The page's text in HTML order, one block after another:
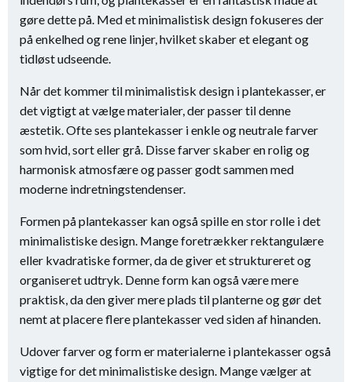
gøre dette på. Med et minimalistisk design fokuseres der
på enkelhed og rene linjer, hvilket skaber et elegant og
tidløst udseende.
Når det kommer til minimalistisk design i plantekasser, er
det vigtigt at vælge materialer, der passer til denne
æstetik. Ofte ses plantekasser i enkle og neutrale farver
som hvid, sort eller grå. Disse farver skaber en rolig og
harmonisk atmosfære og passer godt sammen med
moderne indretningstendenser.
Formen på plantekasser kan også spille en stor rolle i det
minimalistiske design. Mange foretrækker rektangulære
eller kvadratiske former, da de giver et struktureret og
organiseret udtryk. Denne form kan også være mere
praktisk, da den giver mere plads til planterne og gør det
nemt at placere flere plantekasser ved siden af hinanden.
Udover farver og form er materialerne i plantekasser også
vigtige for det minimalistiske design. Mange vælger at